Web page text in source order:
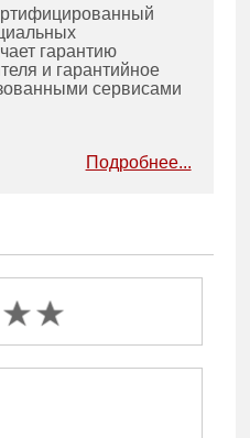
гарантию
и гарантийное
сервисами
Подробнее...